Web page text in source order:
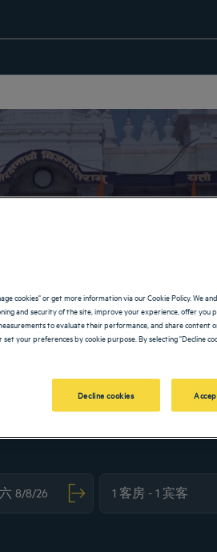
酒店
返回印度页面
cookies" or get more information via our Cookie Policy. We and
and security of the site, improve your experience, offer you
to evaluate their performance, and share content
your preferences by cookie purpose. By selecting "Decline
Decline cookies